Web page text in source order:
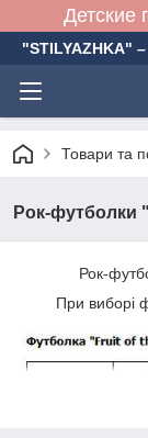
Детские
"STILYAZHKA"
Товари та
Рок-футболки
Рок-
При виборі